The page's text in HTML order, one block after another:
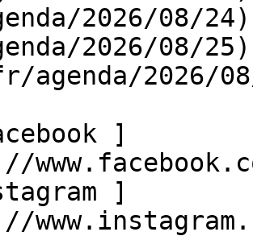
2026/08/
2026/08/
fr/agenda/
]